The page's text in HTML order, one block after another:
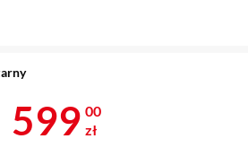
Cena 599 zł
599 00
zł